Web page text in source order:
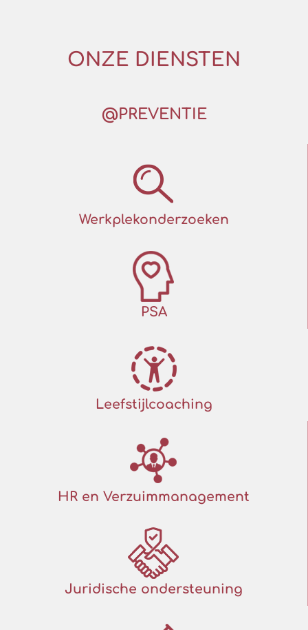
ONZE DIENSTEN
@PREVENTIE
Werkplekonderzoeken
PSA
Leefstijlcoaching
HR en Verzuimmanagement
Juridische ondersteuning